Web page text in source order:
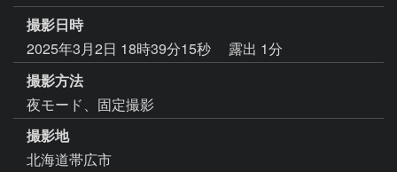
撮影日時
2025年3月2日 18時39分15秒
露出 1分
撮影方法
夜モード、固定撮影
撮影地
北海道帯広市